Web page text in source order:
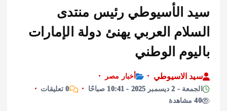
التحرير:مني أمين
الأسيوطي رئيس منتدى
العربي يهنئ دولة الإمارات
الوطني
الاسيوطي
أخبار مصر
2025 - 10:41 صباحًا
0 تعليقات